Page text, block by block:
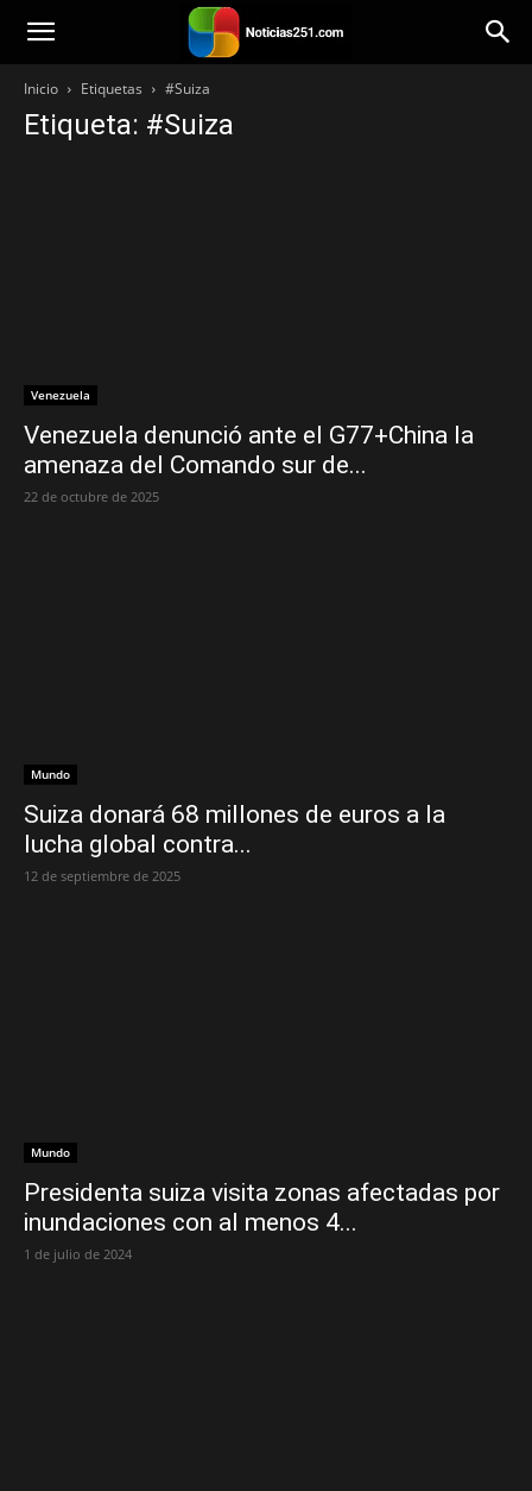
Noticias251
Inicio Etiquetas #Suiza
Etiqueta: #Suiza
Venezuela
Venezuela denunció ante el G77+China la
amenaza del Comando sur de...
22 de octubre de 2025
Mundo
Suiza donará 68 millones de euros a la
lucha global contra...
12 de septiembre de 2025
Mundo
Presidenta suiza visita zonas afectadas por
inundaciones con al menos 4...
1 de julio de 2024